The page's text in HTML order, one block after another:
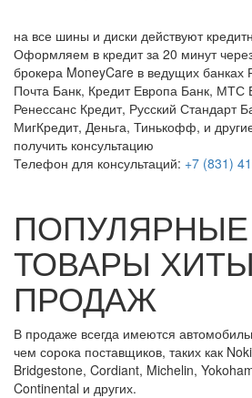
на все шины и диски действуют
Оформляем в кредит за 20 минут
брокера MoneyCare в ведущих банках
Почта Банк, Кредит Европа Банк, МТС
Ренессанс Кредит, Русский Стандарт
МигКредит, Деньга, Тинькофф, и
получить консультацию
Телефон для консультаций: +7 (831)
ПОПУЛЯРНЫЕ
ТОВАРЫ ХИТЫ
ПРОДАЖ
В продаже всегда имеются
чем сорока поставщиков, таких как
Bridgestone, Cordiant, Michelin,
Continental и других.